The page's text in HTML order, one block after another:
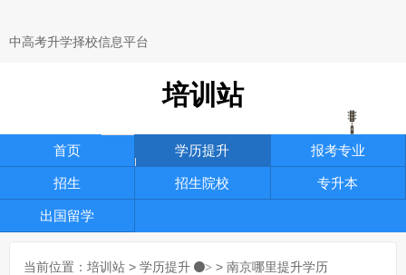
中高考升学择校信息平台
培训站
首页 学历提升 报考专业
招生 招生院校 专升本
出国留学
当前位置： 培训站 > 学历提升 > > 南京哪里提升学历